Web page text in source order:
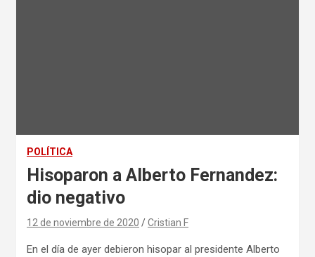
POLÍTICA
Hisoparon a Alberto Fernandez:
dio negativo
12 de noviembre de 2020 Cristian F
En el día de ayer debieron hisopar al presidente Alberto